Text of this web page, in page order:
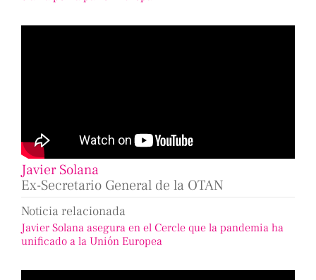
Javier Solana
Ex-Secretario General de la OTAN
Noticia relacionada
Javier Solana asegura en el Cercle que la pandemia ha
unificado a la Unión Europea